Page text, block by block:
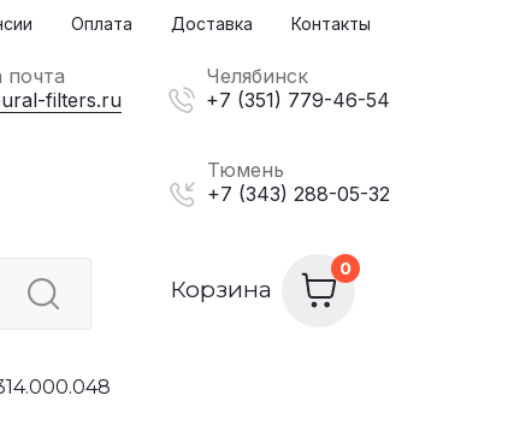
Корзина
Оплата Доставка Контакты
filters.ru
Челябинск
+7 (351) 779-46-54
Тюмень
+7 (343) 288-05-32